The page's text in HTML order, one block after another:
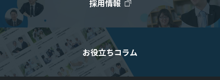
採用情報
お役立ちコラム